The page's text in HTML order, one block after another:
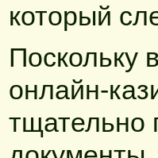
который
Поскольку
онлайн-
тщательно